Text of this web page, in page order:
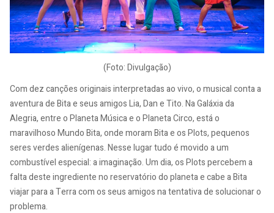
(Foto: Divulgação)
Com dez canções originais interpretadas ao vivo, o musical conta a
aventura de Bita e seus amigos Lia, Dan e Tito. Na Galáxia da
Alegria, entre o Planeta Música e o Planeta Circo, está o
maravilhoso Mundo Bita, onde moram Bita e os Plots, pequenos
seres verdes alienígenas. Nesse lugar tudo é movido a um
combustível especial: a imaginação. Um dia, os Plots percebem a
falta deste ingrediente no reservatório do planeta e cabe a Bita
viajar para a Terra com os seus amigos na tentativa de solucionar o
problema.